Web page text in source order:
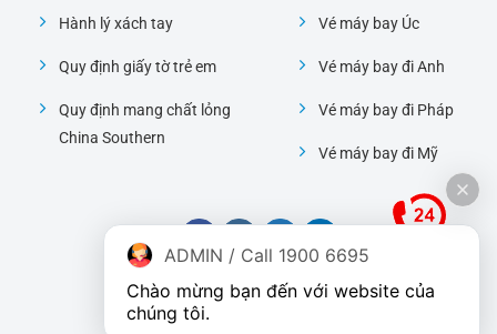
Hành lý xách tay
Quy định giấy tờ trẻ em
Quy định mang chất lỏng
China Southern
Vé máy bay Úc
Vé máy bay đi Anh
Vé máy bay đi Pháp
Vé máy bay đi Mỹ
ADMIN / Call 1900 6695
Chào mừng bạn đến với website của
chúng tôi.